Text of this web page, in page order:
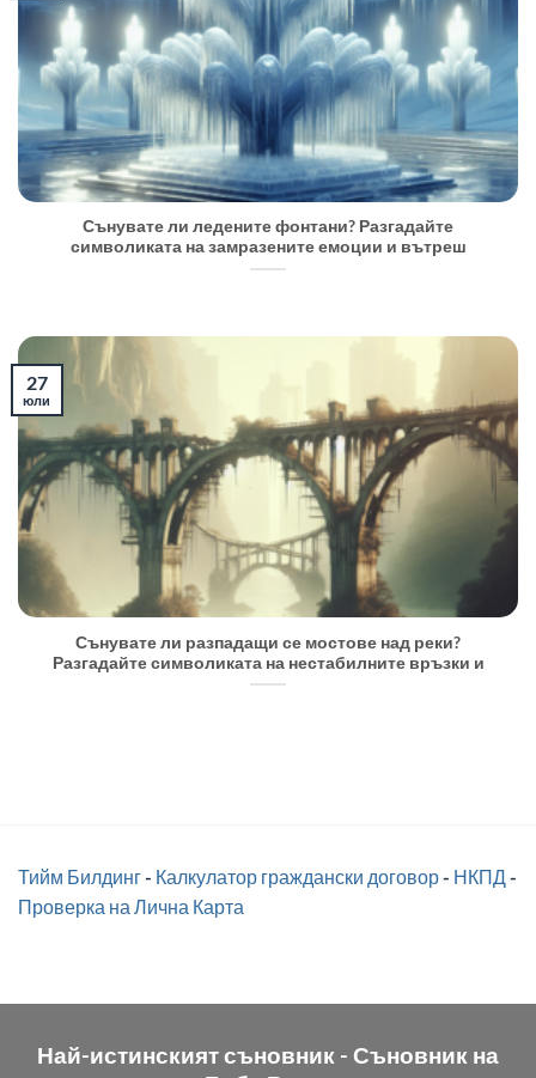
Сънувате ли ледените фонтани? Разгадайте
символиката на замразените емоции и вътреш
Сънувате ли разпадащи се мостове над реки?
Разгадайте символиката на нестабилните връзки и
27
юли
Тийм Билдинг- Калкулатор граждански договор- НКПД -
Проверка на Лична Карта
Най-истинският съновник - Съновник на